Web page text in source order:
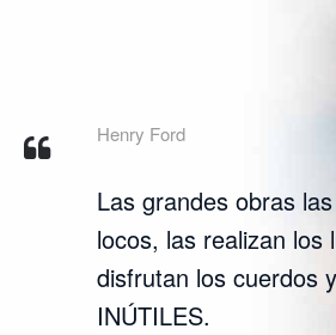
Henry Ford
Las grandes obras
locos, las realizan los
disfrutan los cuerdos
INÚTILES.